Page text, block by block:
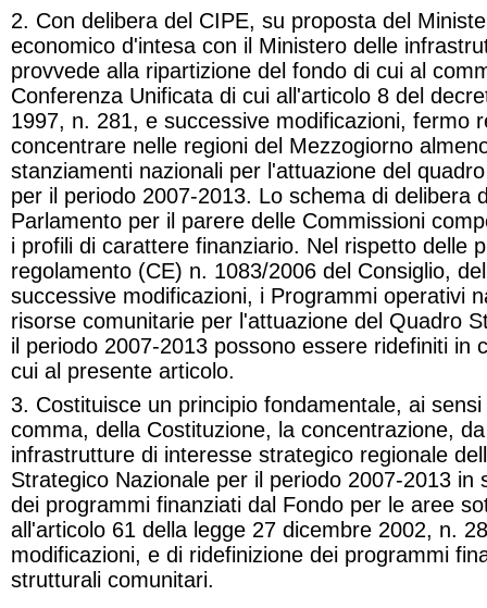
2. Con delibera del CIPE, su proposta del
economico d'intesa con il Ministero delle
provvede alla ripartizione del fondo di cui al
Conferenza Unificata di cui all'articolo 8 del
1997, n. 281, e successive modificazioni, fermo
concentrare nelle regioni del Mezzogiorno
stanziamenti nazionali per l'attuazione del
per il periodo 2007-2013. Lo schema di delibera
Parlamento per il parere delle Commissioni
i profili di carattere finanziario. Nel rispetto delle
regolamento (CE) n. 1083/2006 del Consiglio,
successive modificazioni, i Programmi operativi
risorse comunitarie per l'attuazione del Quadro
il periodo 2007-2013 possono essere ridefiniti in
cui al presente articolo.
3. Costituisce un principio fondamentale, ai
comma, della Costituzione, la concentrazione,
infrastrutture di interesse strategico regionale
Strategico Nazionale per il periodo 2007-2013 in
dei programmi finanziati dal Fondo per le aree
all'articolo 61 della legge 27 dicembre 2002, n.
modificazioni, e di ridefinizione dei programmi
strutturali comunitari.